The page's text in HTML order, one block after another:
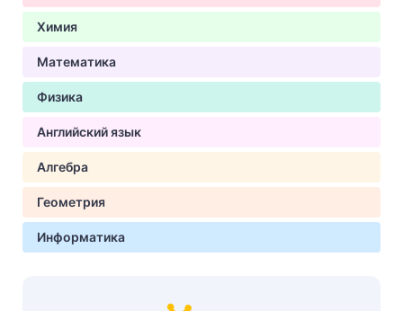
Химия
Математика
Физика
Английский язык
Алгебра
Геометрия
Информатика